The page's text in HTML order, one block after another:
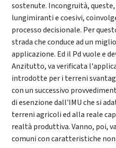
sostenute. Incongruità,
lungimiranti e coesivi,
processo decisionale. Per
strada che conduce ad un
applicazione. Ed il Pd vuole e
Anzitutto, va verificata
introdotte per i terreni
con un successivo
di esenzione dall'IMU che si
terreni agricoli ed alla reale
realtà produttiva. Vanno, poi,
comuni con caratteristiche